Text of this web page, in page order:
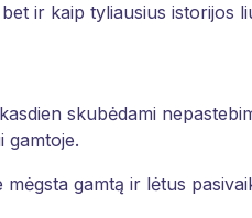
ir kaip tyliausius istorijos
skubėdami
gamtoje.
gamtą ir lėtus